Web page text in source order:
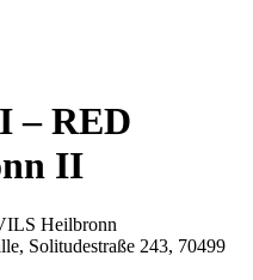
– RED
II
Heilbronn
Solitudestraße 243, 70499